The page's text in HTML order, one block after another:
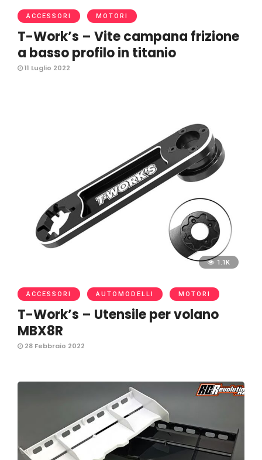
ACCESSORI MOTORI
T-Work’s – Vite campana frizione
a basso profilo in titanio
11 Luglio 2022
1.1K
ACCESSORI AUTOMODELLI MOTORI
T-Work’s – Utensile per volano
MBX8R
28 Febbraio 2022